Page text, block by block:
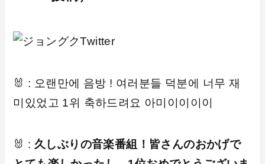
🐰 : 오랜만에 음방 ! 여러분들 덕분에 너무 재
미있었고 1위 축하드려요 아미이이이이
🐰 : 久しぶりの音楽番組！皆さんのおかげで